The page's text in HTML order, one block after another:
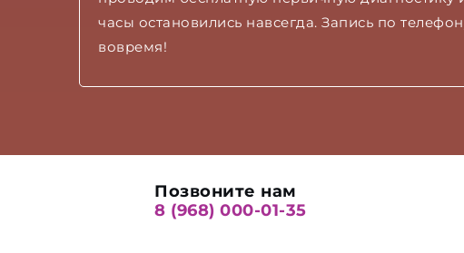
часы остановились навсегда. Запись по
вовремя!
Позвоните нам
8 (968) 000-01-35